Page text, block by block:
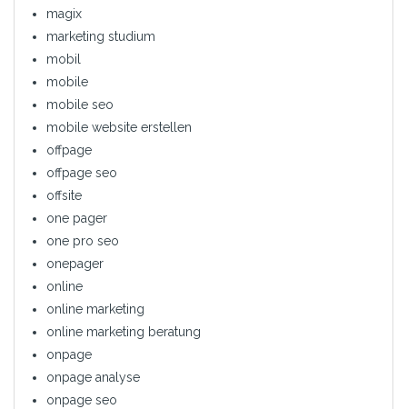
magix
marketing studium
mobil
mobile
mobile seo
mobile website erstellen
offpage
offpage seo
offsite
one pager
one pro seo
onepager
online
online marketing
online marketing beratung
onpage
onpage analyse
onpage seo